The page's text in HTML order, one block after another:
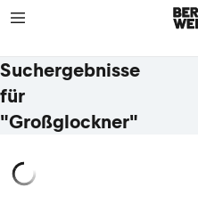
Suchergebnisse
für
"Großglockner"